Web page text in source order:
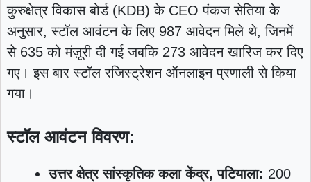
कुरुक्षेत्र विकास बोर्ड (KDB) के CEO पंकज सेतिया के
अनुसार, स्टॉल आवंटन के लिए 987 आवेदन मिले थे, जिनमें
से 635 को मंज़ूरी दी गई जबकि 273 आवेदन खारिज कर दिए
गए। इस बार स्टॉल रजिस्ट्रेशन ऑनलाइन प्रणाली से किया
गया।
स्टॉल आवंटन विवरण:
उत्तर क्षेत्र सांस्कृतिक कला केंद्र, पटियाला: 200